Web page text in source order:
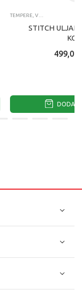
STITCH
499,00
DODAJ